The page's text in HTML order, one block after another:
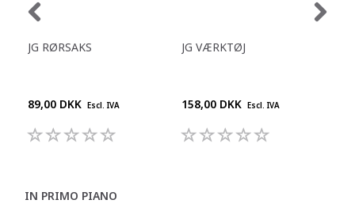
JG RØRSAKS
89,00 DKK Escl. IVA
JG VÆRKTØJ
158,00 DKK Escl. IVA
IN PRIMO PIANO